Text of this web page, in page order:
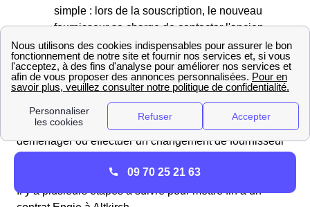
simple : lors de la souscription, le nouveau
fournisseur se charge de contacter l'ancien
fournisseur et de gérer la résiliation pour
vous.
Si vous êtes un particulier,résilier votre contrat de gaz
oud’électricité se fera à
! En effet, aucun
frais ne vous sera demandé. Vous pouvez donc
déménager ou effectuer un changement de fournisseur
Il y a plusieurs étapes à suivre pour mettre fin à un
09 70 25 21 63